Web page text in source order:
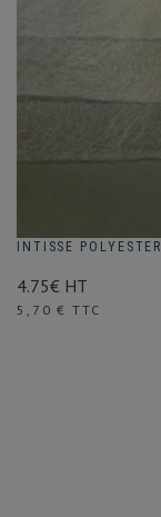
INTISSE
4.75€ HT
Prix
5,70 € TTC